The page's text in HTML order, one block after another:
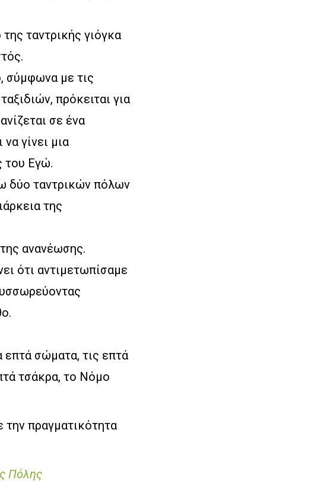
ταντρικής γιόγκα
σύμφωνα με τις
πρόκειται για
σε ένα
γίνει μια
του Εγώ.
δύο ταντρικών πόλων
της
ανανέωσης.
ότι αντιμετωπίσαμε
επτά σώματα, τις επτά
τσάκρα, το Νόμο
την πραγματικότητα
Πόλης